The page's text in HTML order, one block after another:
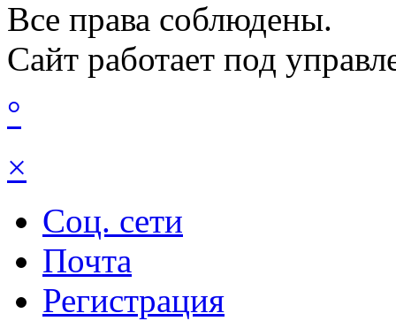
Все права соблюдены.
Сайт работает под
°
×
Соц. сети
Почта
Регистрация